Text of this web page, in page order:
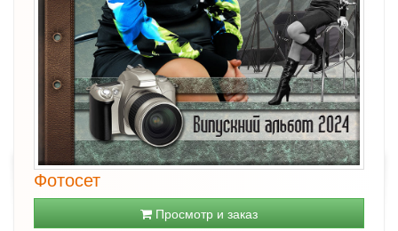
Фотосет
Просмотр и заказ